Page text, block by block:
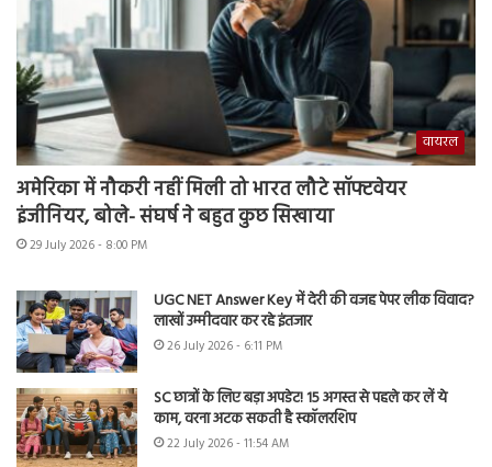
वायरल
अमेरिका में नौकरी नहीं मिली तो भारत लौटे सॉफ्टवेयर
इंजीनियर, बोले- संघर्ष ने बहुत कुछ सिखाया
29 July 2026 - 8:00 PM
UGC NET Answer Key में देरी की वजह पेपर लीक विवाद?
लाखों उम्मीदवार कर रहे इंतजार
26 July 2026 - 6:11 PM
SC छात्रों के लिए बड़ा अपडेट! 15 अगस्त से पहले कर लें ये
काम, वरना अटक सकती है स्कॉलरशिप
22 July 2026 - 11:54 AM